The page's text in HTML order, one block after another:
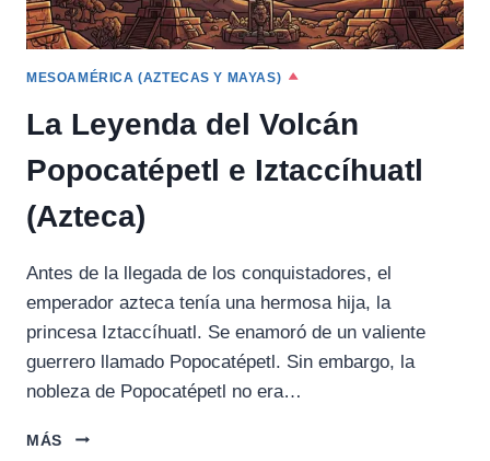
MESOAMÉRICA (AZTECAS Y MAYAS)
La Leyenda del Volcán
Popocatépetl e Iztaccíhuatl
(Azteca)
Antes de la llegada de los conquistadores, el
emperador azteca tenía una hermosa hija, la
princesa Iztaccíhuatl. Se enamoró de un valiente
guerrero llamado Popocatépetl. Sin embargo, la
nobleza de Popocatépetl no era…
MÁS
LA